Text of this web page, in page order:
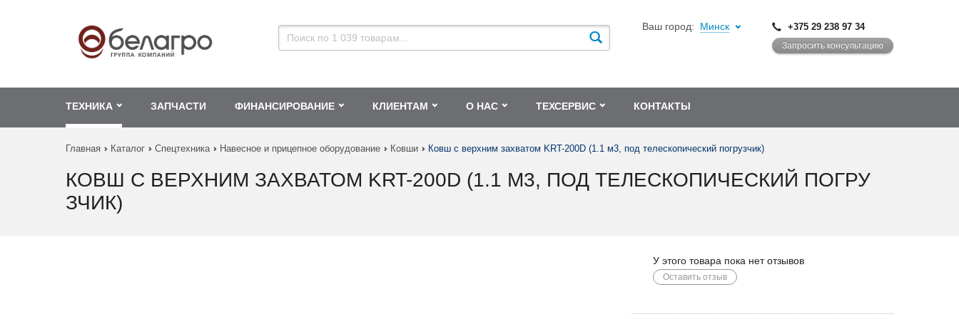
Ваш город: Минск +375 29 238 97 34
Запросить консультацию
ТЕХНИКА ЗАПЧАСТИ ФИНАНСИРОВАНИЕ КЛИЕНТАМ О НАС ТЕХСЕРВИС КОНТАКТЫ
Главная Каталог Спецтехника Навесное и прицепное оборудование Ковши Ковш с верхним захватом KRT-200D (1.1 м3, под телескопический погрузчик)
КОВШ С ВЕРХНИМ ЗАХВАТОМ KRT-200D (1.1 М3, ПОД ТЕЛЕСКОПИЧЕСКИЙ ПОГРУ
ЗЧИК)
У этого товара пока нет отзывов
Оставить отзыв